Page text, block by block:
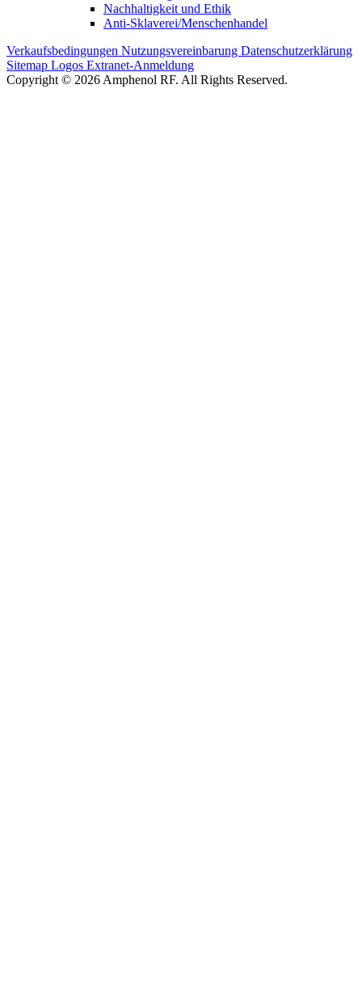
Nachhaltigkeit und Ethik
Anti-Sklaverei/Menschenhandel
Verkaufsbedingungen Nutzungsvereinbarung Datenschutzerklärung
Sitemap Logos Extranet-Anmeldung
Copyright © 2026 Amphenol RF. All Rights Reserved.